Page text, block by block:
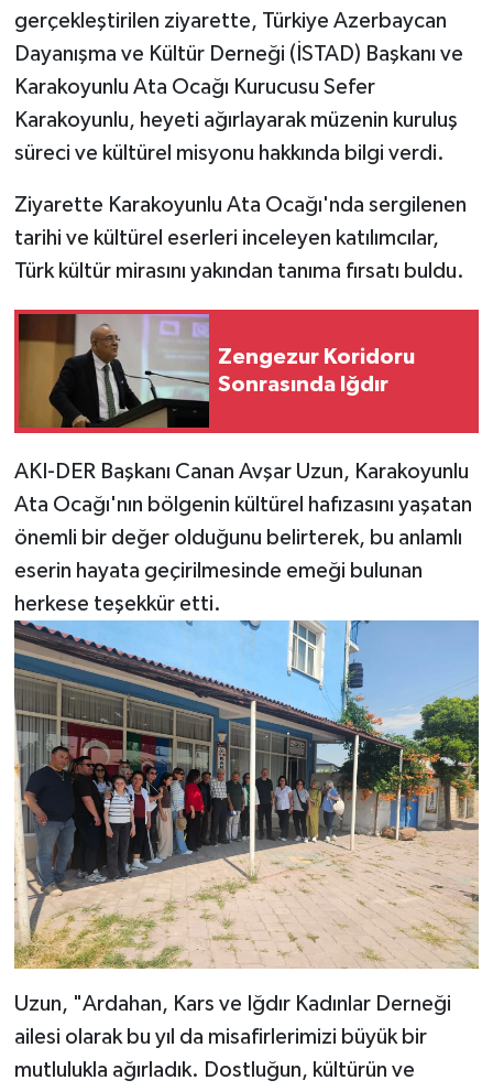
gerçekleştirilen ziyarette, Türkiye Azerbaycan
Dayanışma ve Kültür Derneği (İSTAD) Başkanı ve
Karakoyunlu Ata Ocağı Kurucusu Sefer
Karakoyunlu, heyeti ağırlayarak müzenin kuruluş
süreci ve kültürel misyonu hakkında bilgi verdi.
Ziyarette Karakoyunlu Ata Ocağı'nda sergilenen
tarihi ve kültürel eserleri inceleyen katılımcılar,
Türk kültür mirasını yakından tanıma fırsatı buldu.
Zengezur Koridoru
Sonrasında Iğdır
AKI-DER Başkanı Canan Avşar Uzun, Karakoyunlu
Ata Ocağı'nın bölgenin kültürel hafızasını yaşatan
önemli bir değer olduğunu belirterek, bu anlamlı
eserin hayata geçirilmesinde emeği bulunan
herkese teşekkür etti.
Uzun, "Ardahan, Kars ve Iğdır Kadınlar Derneği
ailesi olarak bu yıl da misafirlerimizi büyük bir
mutlulukla ağırladık. Dostluğun, kültürün ve